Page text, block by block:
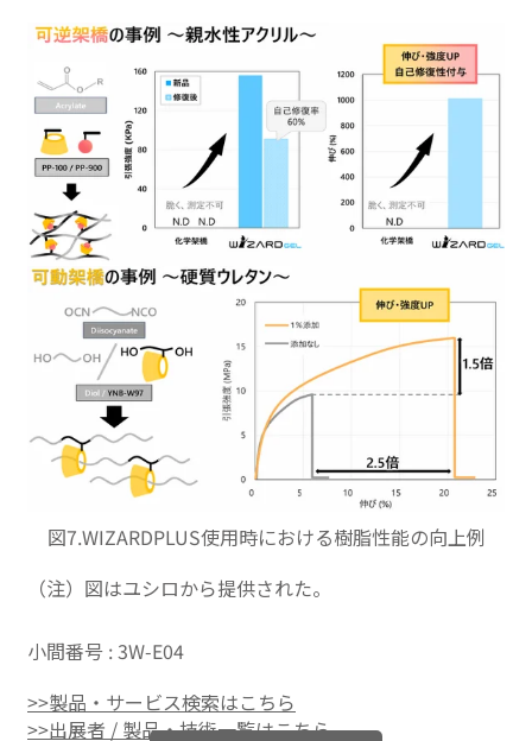
図7.WIZARDPLUS使用時における樹脂性能の向上例
（注）図はユシロから提供された。
小間番号 : 3W-E04
>>製品・サービス検索はこちら
>>出展者 / 製品・技術一覧はこちら